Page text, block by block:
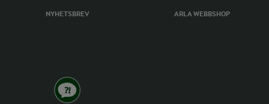
NYHETSBREV ARLA WEBBSHOP